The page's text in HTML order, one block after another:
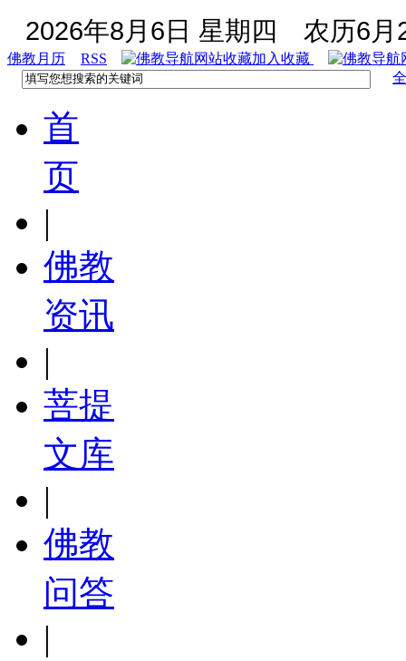
2026年8月6日 星期四 农历6月
佛教月历 RSS
加入收藏
首
页
|
佛教
资讯
|
菩提
文库
|
佛教
问答
|